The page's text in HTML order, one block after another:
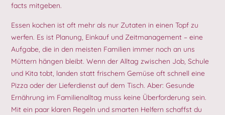
facts mitgeben.
Essen kochen ist oft mehr als nur Zutaten in einen Topf zu
werfen. Es ist Planung, Einkauf und Zeitmanagement – eine
Aufgabe, die in den meisten Familien immer noch an uns
Müttern hängen bleibt. Wenn der Alltag zwischen Job, Schule
und Kita tobt, landen statt frischem Gemüse oft schnell eine
Pizza oder der Lieferdienst auf dem Tisch. Aber: Gesunde
Ernährung im Familienalltag muss keine Überforderung sein.
Mit ein paar klaren Regeln und smarten Helfern schaffst du